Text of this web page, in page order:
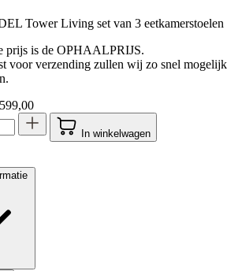
Tower Living set van 3 eetkamerstoelen
prijs is de OPHAALPRIJS.
voor verzending zullen wij zo snel
prijs was: €1.999,00.
Huidige prijs is: €599,00.
In winkelwagen